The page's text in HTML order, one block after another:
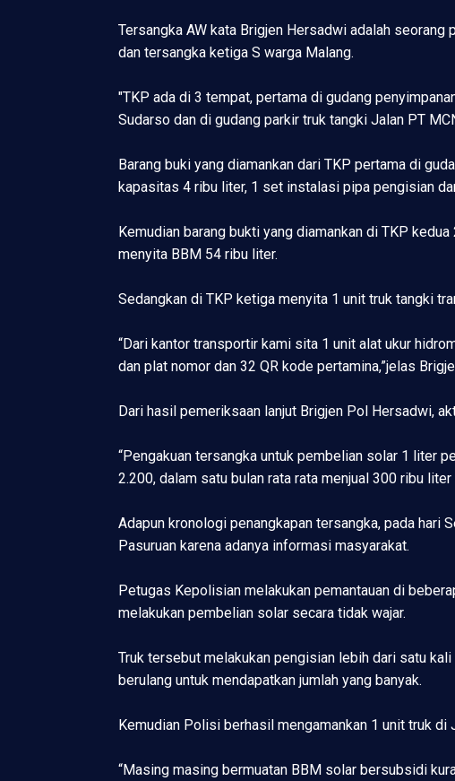
Tersangka AW kata Brigjen Hersadwi adalah
dan tersangka ketiga S warga Malang.
"TKP ada di 3 tempat, pertama di gudang
Sudarso dan di gudang parkir truk tangki Jalan PT
Barang buki yang diamankan dari TKP pertama di
kapasitas 4 ribu liter, 1 set instalasi pipa pengisian
Kemudian barang bukti yang diamankan di TKP
menyita BBM 54 ribu liter.
Sedangkan di TKP ketiga menyita 1 unit truk tangki
“Dari kantor transportir kami sita 1 unit alat ukur
dan plat nomor dan 32 QR kode pertamina,”jelas
Dari hasil pemeriksaan lanjut Brigjen Pol Hersadwi,
“Pengakuan tersangka untuk pembelian solar 1 liter
2.200, dalam satu bulan rata rata menjual 300 ribu
Adapun kronologi penangkapan tersangka, pada
Pasuruan karena adanya informasi masyarakat.
Petugas Kepolisian melakukan pemantauan di
melakukan pembelian solar secara tidak wajar.
Truk tersebut melakukan pengisian lebih dari satu
berulang untuk mendapatkan jumlah yang banyak.
Kemudian Polisi berhasil mengamankan 1 unit truk di
“Masing masing bermuatan BBM solar bersubsidi